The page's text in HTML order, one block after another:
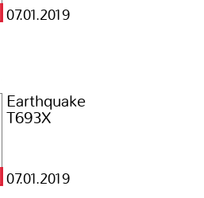
07.01.2019
Earthquake
T693X
07.01.2019